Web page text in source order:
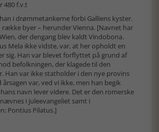
480 f.v.t
i drømmetankerne forbi Galliens kyster.
byer – herunder Vienna. [Navnet har
der dengang blev kaldt Vindobona.
Mela ikke vidste, var, at her opholdt en
sig. Han var blevet forflyttet på grund af
befolkningen, der klagede til den
Han var ikke statholder i den nye provins
var, ved vi ikke, men han begik
navn lever videre. Det er den romerske
i juleevangeliet samt i
Pontius Pilatus.]